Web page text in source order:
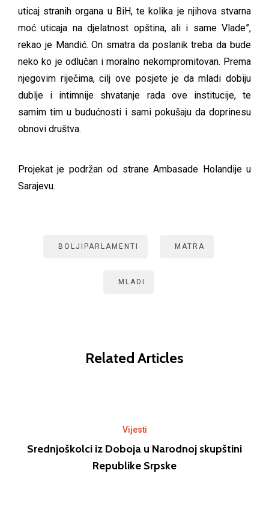
uticaj stranih organa u BiH, te kolika je njihova stvarna
moć uticaja na djelatnost opština, ali i same Vlade”,
rekao je Mandić. On smatra da poslanik treba da bude
neko ko je odlučan i moralno nekompromitovan. Prema
njegovim riječima, cilj ove posjete je da mladi dobiju
dublje i intimnije shvatanje rada ove institucije, te
samim tim u budućnosti i sami pokušaju da doprinesu
obnovi društva.
Projekat je podržan od strane Ambasade Holandije u
Sarajevu.
BOLJIPARLAMENTI MATRA
MLADI
Related Articles
Vijesti
Srednjoškolci iz Doboja u Narodnoj skupštini
Republike Srpske